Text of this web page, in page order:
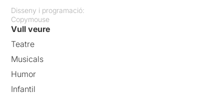
Disseny i programació:
Copymouse
Vull veure
Teatre
Musicals
Humor
Infantil